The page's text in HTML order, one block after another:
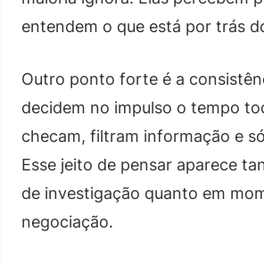
entendem o que está por trás
Outro ponto forte é a
decidem no impulso o tempo
checam, filtram informação e
Esse jeito de pensar aparece
de investigação quanto em
negociação.